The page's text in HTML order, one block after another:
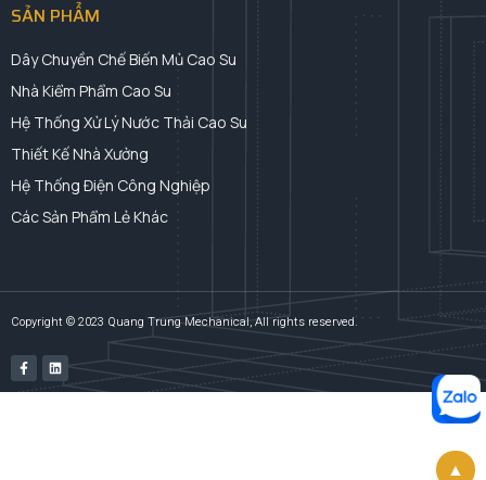
SẢN PHẨM
Dây Chuyền Chế Biến Mủ Cao Su
Nhà Kiểm Phẩm Cao Su
Hệ Thống Xử Lý Nước Thải Cao Su
Thiết Kế Nhà Xưởng
Hệ Thống Điện Công Nghiệp
Các Sản Phẩm Lẻ Khác
▲
Copyright © 2023 Quang Trung Mechanical, All rights reserved.